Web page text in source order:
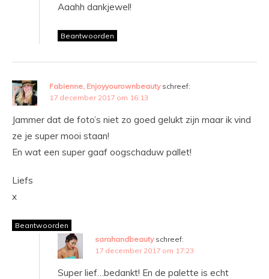
Aaahh dankjewel!
Beantwoorden
Fabienne, Enjoyyourownbeauty schreef:
17 december 2017 om 16:13
Jammer dat de foto’s niet zo goed gelukt zijn maar ik vind
ze je super mooi staan!
En wat een super gaaf oogschaduw pallet!
Liefs
x
Beantwoorden
sarahandbeauty schreef:
17 december 2017 om 17:23
Super lief…bedankt! En de palette is echt